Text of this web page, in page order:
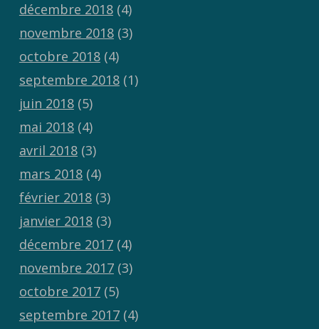
décembre 2018(4)
novembre 2018(3)
octobre 2018(4)
septembre 2018(1)
juin 2018(5)
mai 2018(4)
avril 2018(3)
mars 2018(4)
février 2018(3)
janvier 2018(3)
décembre 2017(4)
novembre 2017(3)
octobre 2017(5)
septembre 2017(4)